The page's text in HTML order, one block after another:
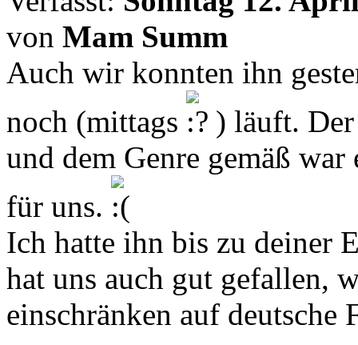
von Mam Summ
Auch wir konnten ihn
noch (mittags
) läuft.
und dem Genre gemäß
für uns.
Ich hatte ihn bis zu deiner
hat uns auch gut gefallen,
einschränken auf